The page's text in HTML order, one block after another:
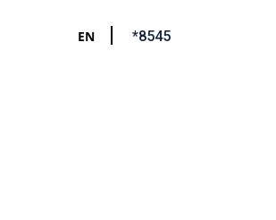
*8545
EN